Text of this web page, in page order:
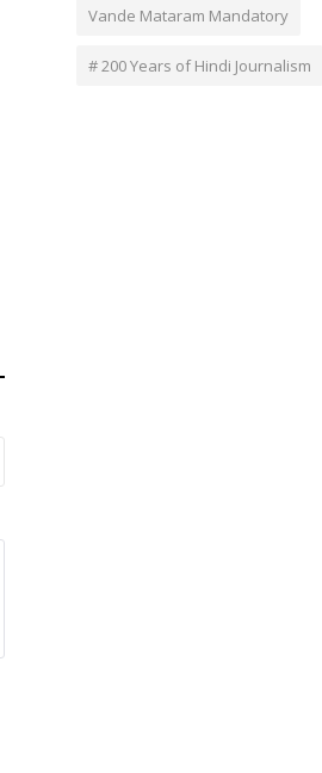
Vande Mataram Mandatory
# 200 Years of Hindi Journalism